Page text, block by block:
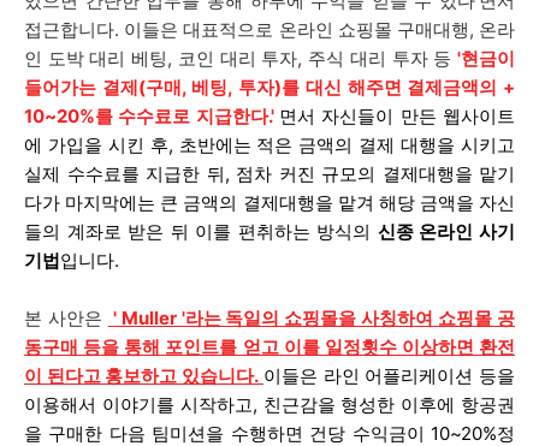
접근합니다. 이들은 대표적으로 온라인 쇼핑몰 구매대행, 온라
인 도박 대리 베팅, 코인 대리 투자, 주식 대리 투자 등 '현금이
들어가는 결제(구매, 베팅, 투자)를 대신 해주면 결제금액의 +
10~20%를 수수료로 지급한다.' 면서 자신들이 만든 웹사이트
에 가입을 시킨 후, 초반에는 적은 금액의 결제 대행을 시키고
실제 수수료를 지급한 뒤, 점차 커진 규모의 결제대행을 맡기
다가 마지막에는 큰 금액의 결제대행을 맡겨 해당 금액을 자신
들의 계좌로 받은 뒤 이를 편취하는 방식의 신종 온라인 사기
기법입니다.
본 사안은 'Muller '라는 독일의 쇼핑몰을 사칭하여 쇼핑몰 공
동구매 등을 통해 포인트를 얻고 이를 일정횟수 이상하면 환전
이 된다고 홍보하고 있습니다. 이들은 라인 어플리케이션 등을
이용해서 이야기를 시작하고, 친근감을 형성한 이후에 항공권
을 구매한 다음 팀미션을 수행하면 건당 수익금이 10~20%정